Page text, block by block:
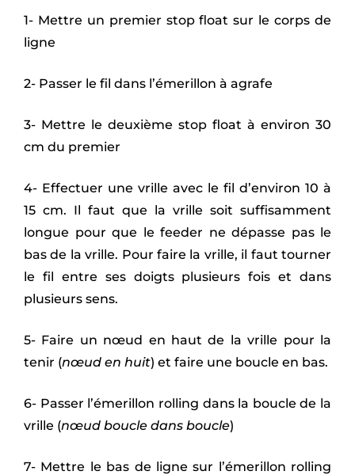
1- Mettre un premier stop float sur le corps de
ligne
2- Passer le fil dans l’émerillon à agrafe
3- Mettre le deuxième stop float à environ 30
cm du premier
4- Effectuer une vrille avec le fil d’environ 10 à
15 cm. Il faut que la vrille soit suffisamment
longue pour que le feeder ne dépasse pas le
bas de la vrille. Pour faire la vrille, il faut tourner
le fil entre ses doigts plusieurs fois et dans
plusieurs sens.
5- Faire un nœud en haut de la vrille pour la
tenir (nœud en huit) et faire une boucle en bas.
6- Passer l’émerillon rolling dans la boucle de la
vrille (nœud boucle dans boucle)
7- Mettre le bas de ligne sur l’émerillon rolling